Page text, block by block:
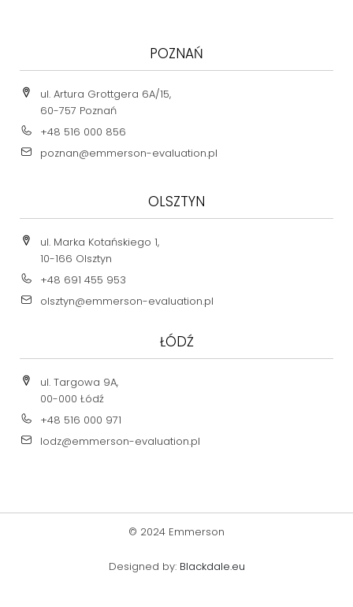
POZNAŃ
ul. Artura Grottgera 6A/15,
60-757 Poznań
+48 516 000 856
poznan@emmerson-evaluation.pl
OLSZTYN
ul. Marka Kotańskiego 1,
10-166 Olsztyn
+48 691 455 953
olsztyn@emmerson-evaluation.pl
ŁÓDŹ
ul. Targowa 9A,
00-000 Łódź
+48 516 000 971
lodz@emmerson-evaluation.pl
© 2024 Emmerson
Designed by: Blackdale.eu